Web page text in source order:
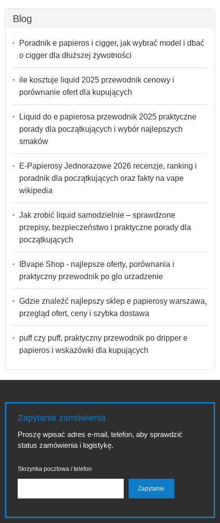
Blog
Poradnik e papieros i cigger, jak wybrać model i dbać
o cigger dla dłuższej żywotności
ile kosztuje liquid 2025 przewodnik cenowy i
porównanie ofert dla kupujących
Liquid do e papierosa przewodnik 2025 praktyczne
porady dla początkujących i wybór najlepszych
smaków
E-Papierosy Jednorazowe 2026 recenzje, ranking i
poradnik dla początkujących oraz fakty na vape
wikipedia
Jak zrobić liquid samodzielnie – sprawdzone
przepisy, bezpieczeństwo i praktyczne porady dla
początkujących
IBvape Shop - najlepsze oferty, porównania i
praktyczny przewodnik po glo urzadzenie
Gdzie znaleźć najlepszy sklep e papierosy warszawa,
przegląd ofert, ceny i szybka dostawa
puff czy puff, praktyczny przewodnik po dripper e
papieros i wskazówki dla kupujących
Zapytanie zamówienia
Proszę wpisać adres e-mail, telefon, aby sprawdzić
status zamówienia i logistykę.
Skrzynka pocztowa / telefon